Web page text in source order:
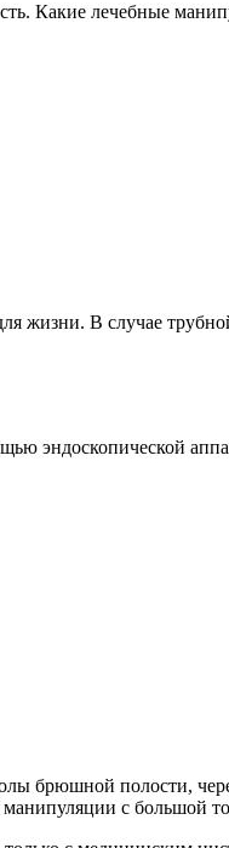
Какие лечебные
жизни. В случае
эндоскопической
брюшной полости,
с большой